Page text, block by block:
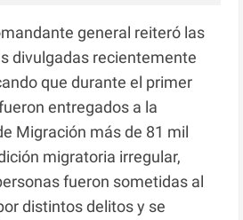
general reiteró las
divulgadas recientemente
que durante el primer
entregados a la
Migración más de 81 mil
migratoria irregular,
fueron sometidas al
distintos delitos y se